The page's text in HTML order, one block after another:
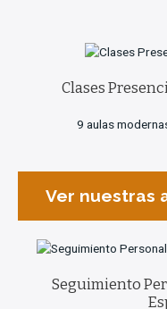
Clases
9 aulas
Ver nuestras
Seguimiento